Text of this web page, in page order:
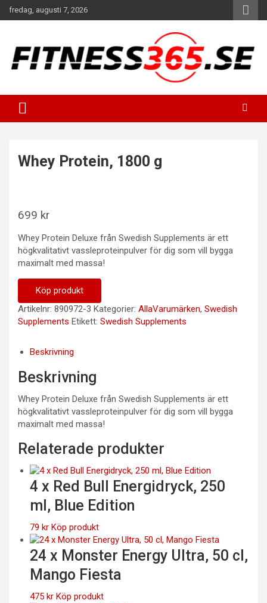
Hoppa
till
fredag, augusti 7, 2026
FITNESS365
Whey Protein, 1800 g
699 kr
Whey Protein Deluxe från Swedish Supplements är ett
högkvalitativt vassleproteinpulver för dig som vill bygga
maximalt med massa!
Köp produkt
Artikelnr: 890972-3 Kategorier: AllaVarumärken, Swedish
Supplements Etikett: Swedish Supplements
Beskrivning
Beskrivning
Whey Protein Deluxe från Swedish Supplements är ett
högkvalitativt vassleproteinpulver för dig som vill bygga
maximalt med massa!
Relaterade produkter
4 x Red Bull Energidryck, 250
ml, Blue Edition
79 kr Köp produkt
24 x Monster Energy Ultra, 50 cl,
Mango Fiesta
475 kr Köp produkt